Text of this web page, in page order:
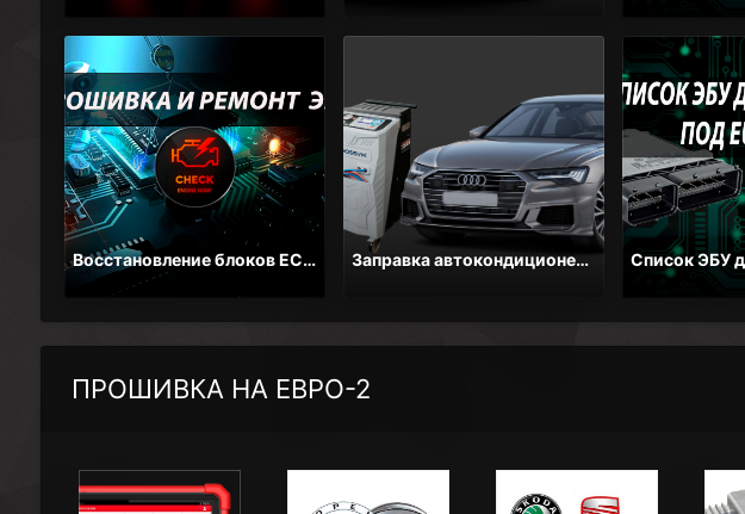
Восстановление блоков ECM, UCH, BSI , клонирование и проверка на стенде в Гомеле. Цена от 100 BYN. Заправка автокондиционера в Гомеле — Цена от 40 BYN | СТО Форсаж. Легковых и грузовых авто.
ПРОШИВКА НА ЕВРО-2